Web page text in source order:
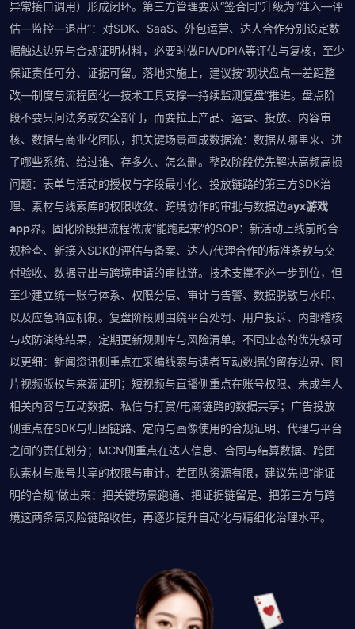
异常接口调用）形成闭环。第三方管理要从“签合同”升级为“准入—评
估—监控—退出”：对SDK、SaaS、外包运营、达人合作分别设定数
据触达边界与合规证明材料，必要时做PIA/DPIA等评估与复核，至少
保证责任可分、证据可留。落地实施上，建议按“现状盘点—差距整
改—制度与流程固化—技术工具支撑—持续监测复盘”推进。盘点阶
段不要只问法务或安全部门，而要拉上产品、运营、投放、内容审
核、数据与商业化团队，把关键场景画成数据流：数据从哪里来、进
了哪些系统、给过谁、存多久、怎么删。整改阶段优先解决高频高损
问题：表单与活动的授权与字段最小化、投放链路的第三方SDK治
理、素材与线索库的权限收敛、跨境协作的审批与数据边ayx游戏
app界。固化阶段把流程做成“能跑起来”的SOP：新活动上线前的合
规检查、新接入SDK的评估与备案、达人/代理合作的标准条款与交
付验收、数据导出与跨境申请的审批链。技术支撑不必一步到位，但
至少建立统一账号体系、权限分层、审计与告警、数据脱敏与水印、
以及应急响应机制。复盘阶段则围绕平台处罚、用户投诉、内部稽核
与攻防演练结果，定期更新规则库与风险清单。不同业态的优先级可
以更细：新闻资讯侧重点在采编线索与读者互动数据的留存边界、图
片视频版权与来源证明；短视频与直播侧重点在账号权限、未成年人
相关内容与互动数据、私信与打赏/电商链路的数据共享；广告投放
侧重点在SDK与归因链路、定向与画像使用的合规证明、代理与平台
之间的责任划分；MCN侧重点在达人信息、合同与结算数据、跨团
队素材与账号共享的权限与审计。若团队资源有限，建议先把“能证
明的合规”做出来：把关键场景跑通、把证据链留足、把第三方与跨
境这两条高风险链路收住，再逐步提升自动化与精细化治理水平。